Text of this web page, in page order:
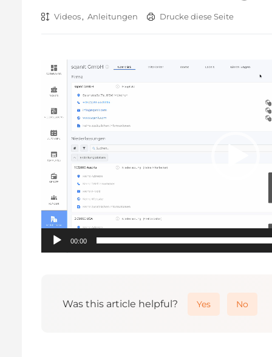
Videos , Anleitungen Drucke diese Seite
Video-
00:00
Was this article helpful? Yes No